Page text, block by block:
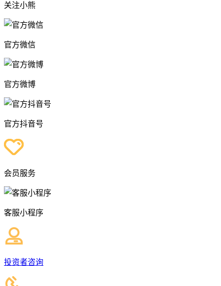
关注小熊
官方微信
官方微博
官方抖音号
会员服务
客服小程序
投资者咨询